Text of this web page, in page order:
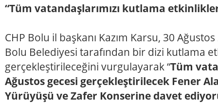
“Tüm vatandaşlarımızı kutlama
CHP Bolu il başkanı Kazım Karsu, 30
Bolu Belediyesi tarafından bir dizi kutlama
gerçekleştirileceğini vurgulayarak “Tüm
Ağustos gecesi gerçekleştirilecek Fener
Yürüyüşü ve Zafer Konserine davet